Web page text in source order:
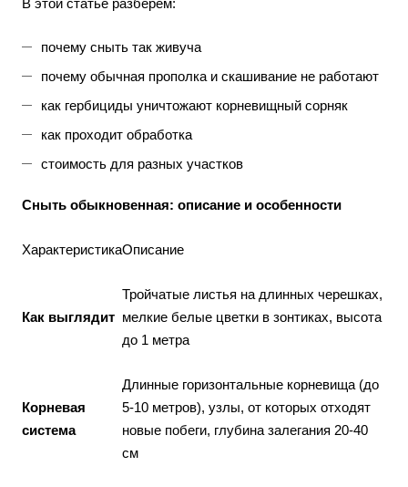
почему сныть так живуча
почему обычная прополка и скашивание не работают
как гербициды уничтожают корневищный сорняк
как проходит обработка
стоимость для разных участков
Сныть обыкновенная: описание и особенности
ХарактеристикаОписание
Как выглядит
Тройчатые листья на длинных черешках,
мелкие белые цветки в зонтиках, высота
до 1 метра
Корневая
система
Длинные горизонтальные корневища (до
5-10 метров), узлы, от которых отходят
новые побеги, глубина залегания 20-40
см